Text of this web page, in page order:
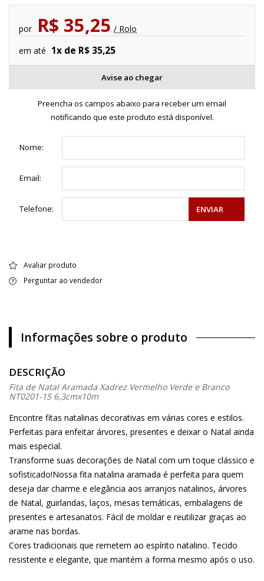
por R$ 35,25 / Rolo
em até 1x de R$ 35,25
Avise ao chegar
Preencha os campos abaixo para receber um email
notificando que este produto está disponível.
Nome:
Email:
Telefone: ENVIAR
Avaliar produto
Perguntar ao vendedor
Informações sobre o produto
DESCRIÇÃO
Fita de Natal Aramada Xadrez Vermelho Verde e Branco
NT0201-15 6,3cmx10m
Encontre fitas natalinas decorativas em várias cores e estilos.
Perfeitas para enfeitar árvores, presentes e deixar o Natal ainda
mais especial.
Transforme suas decorações de Natal com um toque clássico e
sofisticado!Nossa fita natalina aramada é perfeita para quem
deseja dar charme e elegância aos arranjos natalinos, árvores
de Natal, guirlandas, laços, mesas temáticas, embalagens de
presentes e artesanatos. Fácil de moldar e reutilizar graças ao
arame nas bordas.
Cores tradicionais que remetem ao espírito natalino. Tecido
resistente e elegante, que mantém a forma mesmo após o uso.